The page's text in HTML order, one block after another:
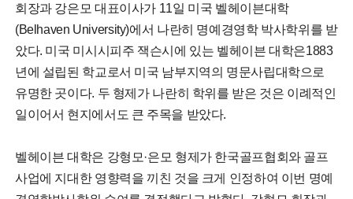
회장과 강은모 대표이사가 11일 미국 벨헤이븐대학
(Belhaven University)에서 나란히 명예경영학 박사학위를 받
았다. 미국 미시시피주 잭슨시에 있는 벨헤이븐 대학은1883
년에 설립된 학교로서 미국 남부지역의 명문사립대학으로
유명한 곳이다. 두 형제가 나란히 학위를 받은 것은 이례적인
일이어서 현지에서도 큰 주목을 받았다.
벨헤이븐 대학은 강형모·은모 형제가 한국골프협회와 골프
사업에 지대한 영향력을 끼친 것을 크게 인정하여 이번 명예